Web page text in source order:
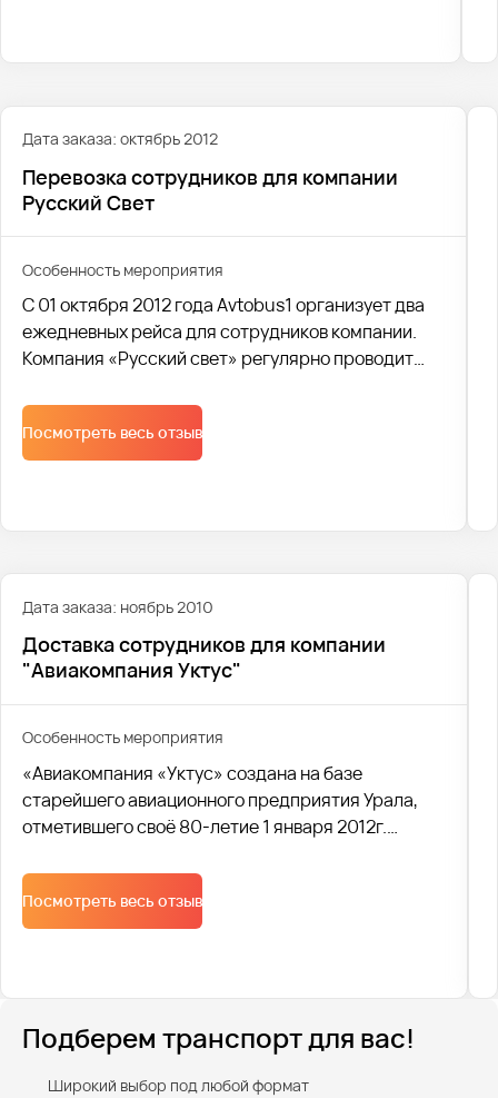
Дата заказа: октябрь 2012
Перевозка сотрудников для компании
Русский Свет
Особенность мероприятия
С 01 октября 2012 года Avtobus1 организует два
ежедневных рейса для сотрудников компании.
Компания «Русский свет» регулярно проводит
доставки сотрудников, мы под ключ организуем
транспортное обслуживание мероприятий и
выставок.
Посмотреть весь отзыв
Дата заказа: ноябрь 2010
Доставка сотрудников для компании
"Авиакомпания Уктус"
Особенность мероприятия
«Авиакомпания «Уктус» создана на базе
старейшего авиационного предприятия Урала,
отметившего своё 80-летие 1 января 2012г.
суда. С 2010 года транспортная компания
Avtobus1 организует 2 ежедневных рейса для
сотрудников авиакомпании.
Посмотреть весь отзыв
Подберем транспорт для вас!
Широкий выбор под любой формат